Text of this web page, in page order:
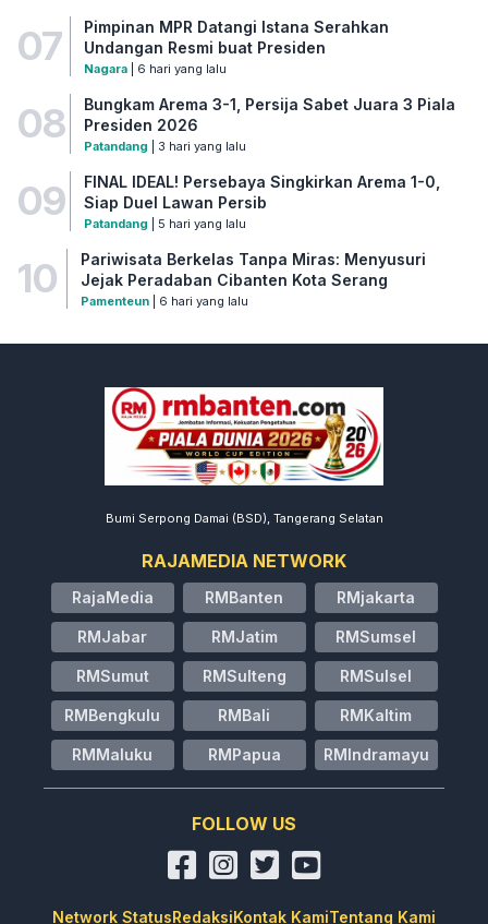
07
Pimpinan MPR Datangi Istana Serahkan
Undangan Resmi buat Presiden
Nagara| 6 hari yang lalu
08
Bungkam Arema 3-1, Persija Sabet Juara 3 Piala
Presiden 2026
Patandang | 3 hari yang lalu
09
FINAL IDEAL! Persebaya Singkirkan Arema 1-0,
Siap Duel Lawan Persib
Patandang | 5 hari yang lalu
10
Pariwisata Berkelas Tanpa Miras: Menyusuri
Jejak Peradaban Cibanten Kota Serang
Pamenteun| 6 hari yang lalu
Bumi Serpong Damai (BSD), Tangerang Selatan
RAJAMEDIA NETWORK
RajaMedia RMBanten RMjakarta
RMJabar RMJatim RMSumsel
RMSumut RMSulteng RMSulsel
RMBengkulu RMBali RMKaltim
RMMaluku RMPapua RMIndramayu
FOLLOW US
Network StatusRedaksiKontak KamiTentang Kami